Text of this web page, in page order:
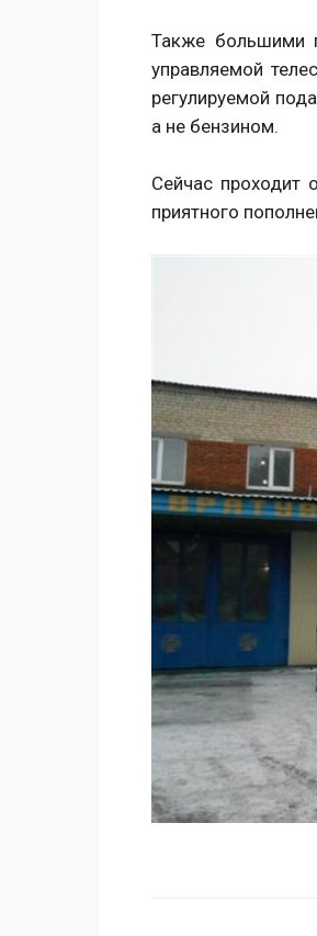
Также большими
управляемой
регулируемой
а не бензином.
Сейчас проходит
приятного